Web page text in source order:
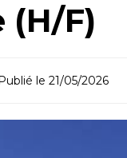
(H/F)
le 21/05/2026